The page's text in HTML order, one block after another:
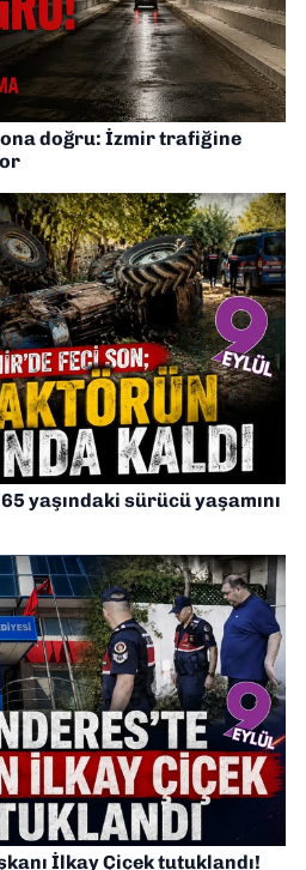
doğru: İzmir trafiğine
yaşındaki sürücü yaşamını
İlkay Çiçek tutuklandı!